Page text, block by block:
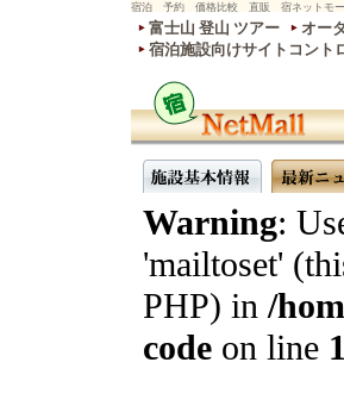
宿泊 予約 価格比較 直販 宿ネットモ
富士山 登山 ツアー
オー
宿泊施設向けサイトコント
Warning:
'mailtoset'
PHP) in/
code on line 1